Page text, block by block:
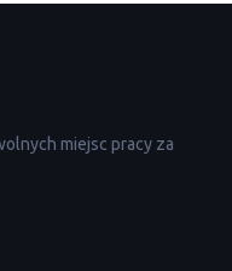
miejsc pracy za